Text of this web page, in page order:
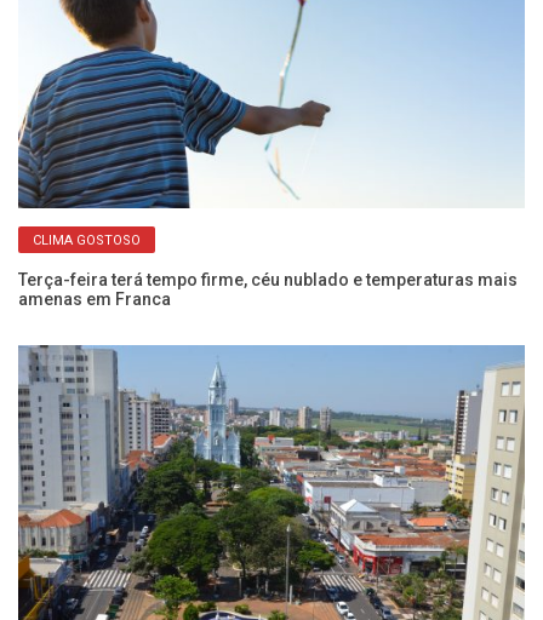
CLIMA GOSTOSO
Terça-feira terá tempo firme, céu nublado e temperaturas mais
amenas em Franca